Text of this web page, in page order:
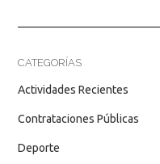
CATEGORÍAS
Actividades Recientes
Contrataciones Públicas
Deporte